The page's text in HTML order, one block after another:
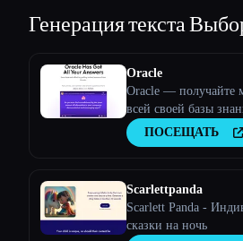
Генерация текста
Oracle
Oracle — получайте
всей своей базы
ПОСЕЩАТЬ
Scarlettpanda
Scarlett Panda -
сказки на ночь